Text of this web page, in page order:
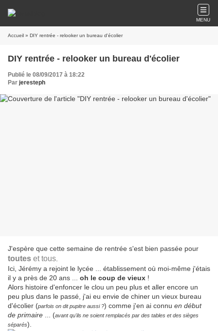
MENU
Accueil » DIY rentrée - relooker un bureau d'écolier
DIY rentrée - relooker un bureau d'écolier
Publié le 08/09/2017 à 18:22
Par jeresteph
J'espère que cette semaine de rentrée s'est bien passée pour
toutes et tous
Ici, Jérémy a rejoint le lycée ... établissement où moi-même j'étais
il y a près de 20 ans ... oh le coup de vieux !
Alors histoire d'enfoncer le clou un peu plus et aller encore un
peu plus dans le passé, j'ai eu envie de chiner un vieux bureau
d'écolier (parfois on dit pupitre aussi ?) comme j'en ai connu en début
de primaire ... (avant qu'ils ne soient remplacés par des tables et des sièges
séparés).